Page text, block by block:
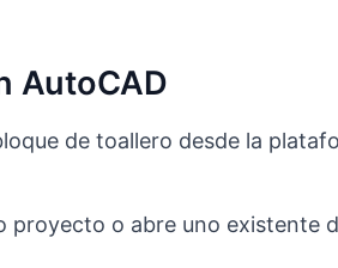
AutoCAD
de toallero desde la
proyecto o abre uno existente